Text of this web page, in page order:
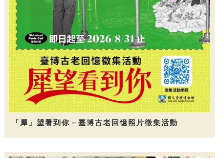
「犀」望看到你－臺博古老回憶照片徵集活動